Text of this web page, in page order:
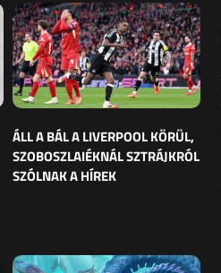
ÁLL A BÁL A LIVERPOOL KÖRÜL,
SZOBOSZLAIÉKNÁL SZTRÁJKRÓL
SZÓLNAK A HÍREK